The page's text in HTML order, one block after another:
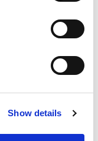
Show details